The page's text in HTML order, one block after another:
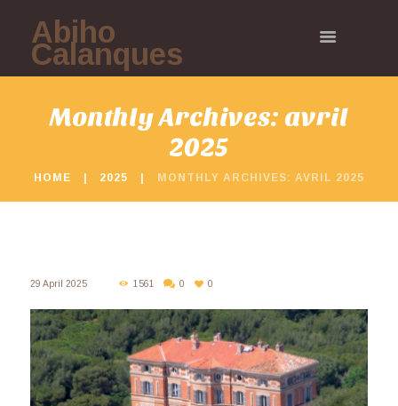
Abiho
Calanques
Monthly Archives: avril
2025
HOME 2025 MONTHLY ARCHIVES: AVRIL 2025
29 April 2025 1561 0 0